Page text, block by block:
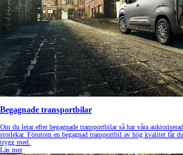
Begagnade transportbilar
Om du letar efter begagnade transportbilar så har våra
storlekar. Förutom en begagnad transportbil av hög kvalitet får
trygg med.
Läs mer